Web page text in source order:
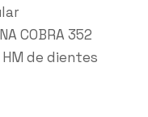
COBRA 352
de dientes